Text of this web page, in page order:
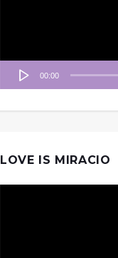
00:00
LOVE IS MIRACIO